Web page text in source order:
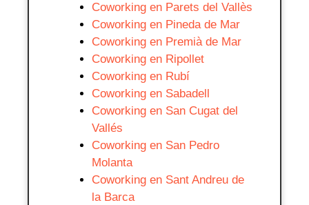
Coworking en Parets del Vallès
Coworking en Pineda de Mar
Coworking en Premià de Mar
Coworking en Ripollet
Coworking en Rubí
Coworking en Sabadell
Coworking en San Cugat del
Vallés
Coworking en San Pedro
Molanta
Coworking en Sant Andreu de
la Barca